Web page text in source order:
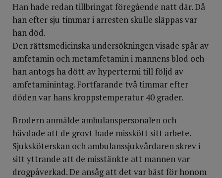
Han hade redan tillbringat föregående natt där. Då
han efter sju timmar i arresten skulle släppas var
han död.
Den rättsmedicinska undersökningen visade spår av
amfetamin och metam­fetamin i mannens blod och
han antogs ha dött av hypertermi till följd av
amfetaminintag. Fortfarande två timmar efter
döden var hans kroppstemperatur 40 grader.
Brodern anmälde ambulanspersonalen och
hävdade att de grovt hade misskött sitt arbete.
Sjuksköterskan och ambulanssjukvårdaren skrev i
sitt yttrande att de misstänkte att mannen var
drogpåverkad. De ansåg att det var bäst för honom